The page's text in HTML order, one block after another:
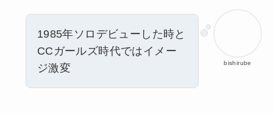
bishirube
1985年ソロデビューした時と
CCガールズ時代ではイメー
ジ激変